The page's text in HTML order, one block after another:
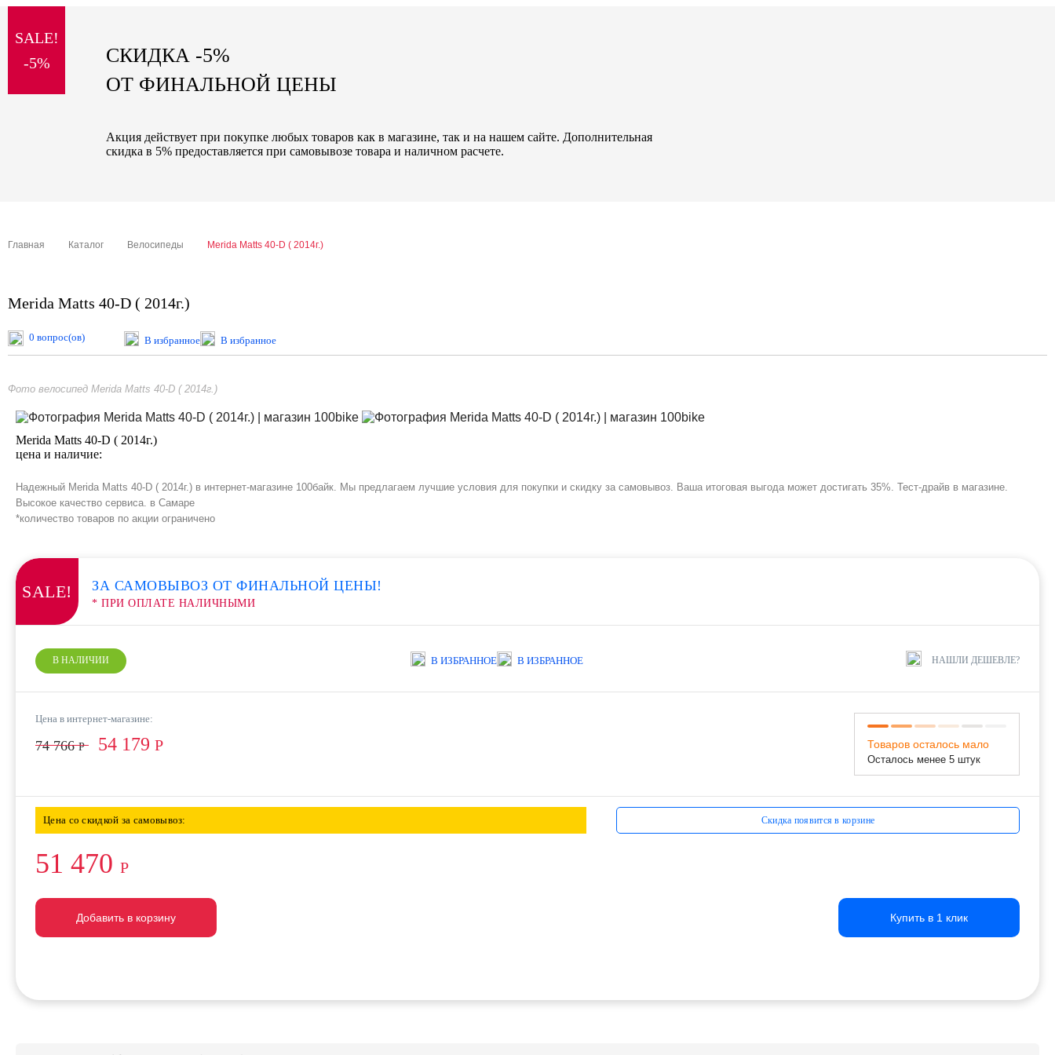
sale
special price
SALE!
-5%
СКИДКА -5%
ОТ ФИНАЛЬНОЙ ЦЕНЫ
Акция действует при покупке любых товаров как в магазине, так и на нашем сайте. Дополнительная
скидка в 5% предоставляется при самовывозе товара и наличном расчете.
Главная Каталог Велосипеды Merida Matts 40-D ( 2014г.)
Merida Matts 40-D ( 2014г.)
0 вопрос(ов) В избранное В избранное
Фото велосипед Merida Matts 40-D ( 2014г.)
Merida Matts 40-D ( 2014г.)
цена и наличие:
Надежный Merida Matts 40-D ( 2014г.) в интернет-магазине 100байк. Мы предлагаем лучшие условия для покупки и скидку за самовывоз. Ваша итоговая выгода может достигать 35%. Тест-драйв в магазине.
Высокое качество сервиса. в Самаре
*количество товаров по акции ограничено
SALE! ЗА САМОВЫВОЗ ОТ ФИНАЛЬНОЙ ЦЕНЫ!
* ПРИ ОПЛАТЕ НАЛИЧНЫМИ
В НАЛИЧИИ В ИЗБРАННОЕ В ИЗБРАННОЕ НАШЛИ ДЕШЕВЛЕ?
Цена в интернет-магазине:
74 766Р 54 179 Р Товаров осталось мало
Осталось менее 5 штук
Цена со скидкой за самовывоз: Скидка появится в корзине
51 470 Р
Добавить в корзину
Добавить в корзину
Добавить в корзину Купить в 1 клик
Купить в 1 клик
Купить в 1 клик